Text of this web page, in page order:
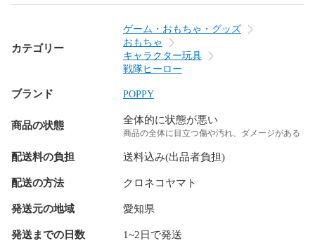
カテゴリー
ゲーム・おもちゃ・グッズ
おもちゃ
キャラクター玩具
戦隊ヒーロー
ブランド POPPY
商品の状態 全体的に状態が悪い
商品の全体に目立つ傷や汚れ、ダメージがある
配送料の負担 送料込み(出品者負担)
配送の方法 クロネコヤマト
発送元の地域 愛知県
発送までの日数 1~2日で発送